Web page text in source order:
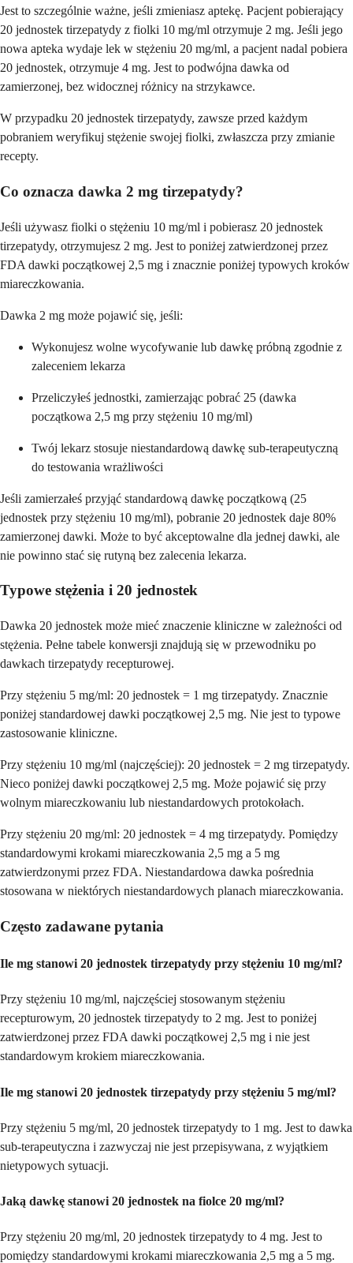
Jest to szczególnie ważne, jeśli zmieniasz aptekę. Pacjent pobierający
20 jednostek tirzepatydy z fiolki 10 mg/ml otrzymuje 2 mg. Jeśli jego
nowa apteka wydaje lek w stężeniu 20 mg/ml, a pacjent nadal pobiera
20 jednostek, otrzymuje 4 mg. Jest to podwójna dawka od
zamierzonej, bez widocznej różnicy na strzykawce.
W przypadku 20 jednostek tirzepatydy, zawsze przed każdym
pobraniem weryfikuj stężenie swojej fiolki, zwłaszcza przy zmianie
recepty.
Co oznacza dawka 2 mg tirzepatydy?
Jeśli używasz fiolki o stężeniu 10 mg/ml i pobierasz 20 jednostek
tirzepatydy, otrzymujesz 2 mg. Jest to poniżej zatwierdzonej przez
FDA dawki początkowej 2,5 mg i znacznie poniżej typowych kroków
miareczkowania.
Dawka 2 mg może pojawić się, jeśli:
Wykonujesz wolne wycofywanie lub dawkę próbną zgodnie z
zaleceniem lekarza
Przeliczyłeś jednostki, zamierzając pobrać 25 (dawka
początkowa 2,5 mg przy stężeniu 10 mg/ml)
Twój lekarz stosuje niestandardową dawkę sub-terapeutyczną
do testowania wrażliwości
Jeśli zamierzałeś przyjąć standardową dawkę początkową (25
jednostek przy stężeniu 10 mg/ml), pobranie 20 jednostek daje 80%
zamierzonej dawki. Może to być akceptowalne dla jednej dawki, ale
nie powinno stać się rutyną bez zalecenia lekarza.
Typowe stężenia i 20 jednostek
Dawka 20 jednostek może mieć znaczenie kliniczne w zależności od
stężenia. Pełne tabele konwersji znajdują się w przewodniku po
dawkach tirzepatydy recepturowej.
Przy stężeniu 5 mg/ml: 20 jednostek = 1 mg tirzepatydy. Znacznie
poniżej standardowej dawki początkowej 2,5 mg. Nie jest to typowe
zastosowanie kliniczne.
Przy stężeniu 10 mg/ml (najczęściej): 20 jednostek = 2 mg tirzepatydy.
Nieco poniżej dawki początkowej 2,5 mg. Może pojawić się przy
wolnym miareczkowaniu lub niestandardowych protokołach.
Przy stężeniu 20 mg/ml: 20 jednostek = 4 mg tirzepatydy. Pomiędzy
standardowymi krokami miareczkowania 2,5 mg a 5 mg
zatwierdzonymi przez FDA. Niestandardowa dawka pośrednia
stosowana w niektórych niestandardowych planach miareczkowania.
Często zadawane pytania
Ile mg stanowi 20 jednostek tirzepatydy przy stężeniu 10 mg/ml?
Przy stężeniu 10 mg/ml, najczęściej stosowanym stężeniu
recepturowym, 20 jednostek tirzepatydy to 2 mg. Jest to poniżej
zatwierdzonej przez FDA dawki początkowej 2,5 mg i nie jest
standardowym krokiem miareczkowania.
Ile mg stanowi 20 jednostek tirzepatydy przy stężeniu 5 mg/ml?
Przy stężeniu 5 mg/ml, 20 jednostek tirzepatydy to 1 mg. Jest to dawka
sub-terapeutyczna i zazwyczaj nie jest przepisywana, z wyjątkiem
nietypowych sytuacji.
Jaką dawkę stanowi 20 jednostek na fiolce 20 mg/ml?
Przy stężeniu 20 mg/ml, 20 jednostek tirzepatydy to 4 mg. Jest to
pomiędzy standardowymi krokami miareczkowania 2,5 mg a 5 mg.